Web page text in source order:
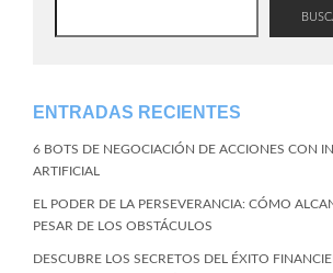
ENTRADAS RECIENTES
6 BOTS DE NEGOCIACIÓN DE ACCIONES CON
ARTIFICIAL
EL PODER DE LA PERSEVERANCIA: CÓMO
PESAR DE LOS OBSTÁCULOS
DESCUBRE LOS SECRETOS DEL ÉXITO